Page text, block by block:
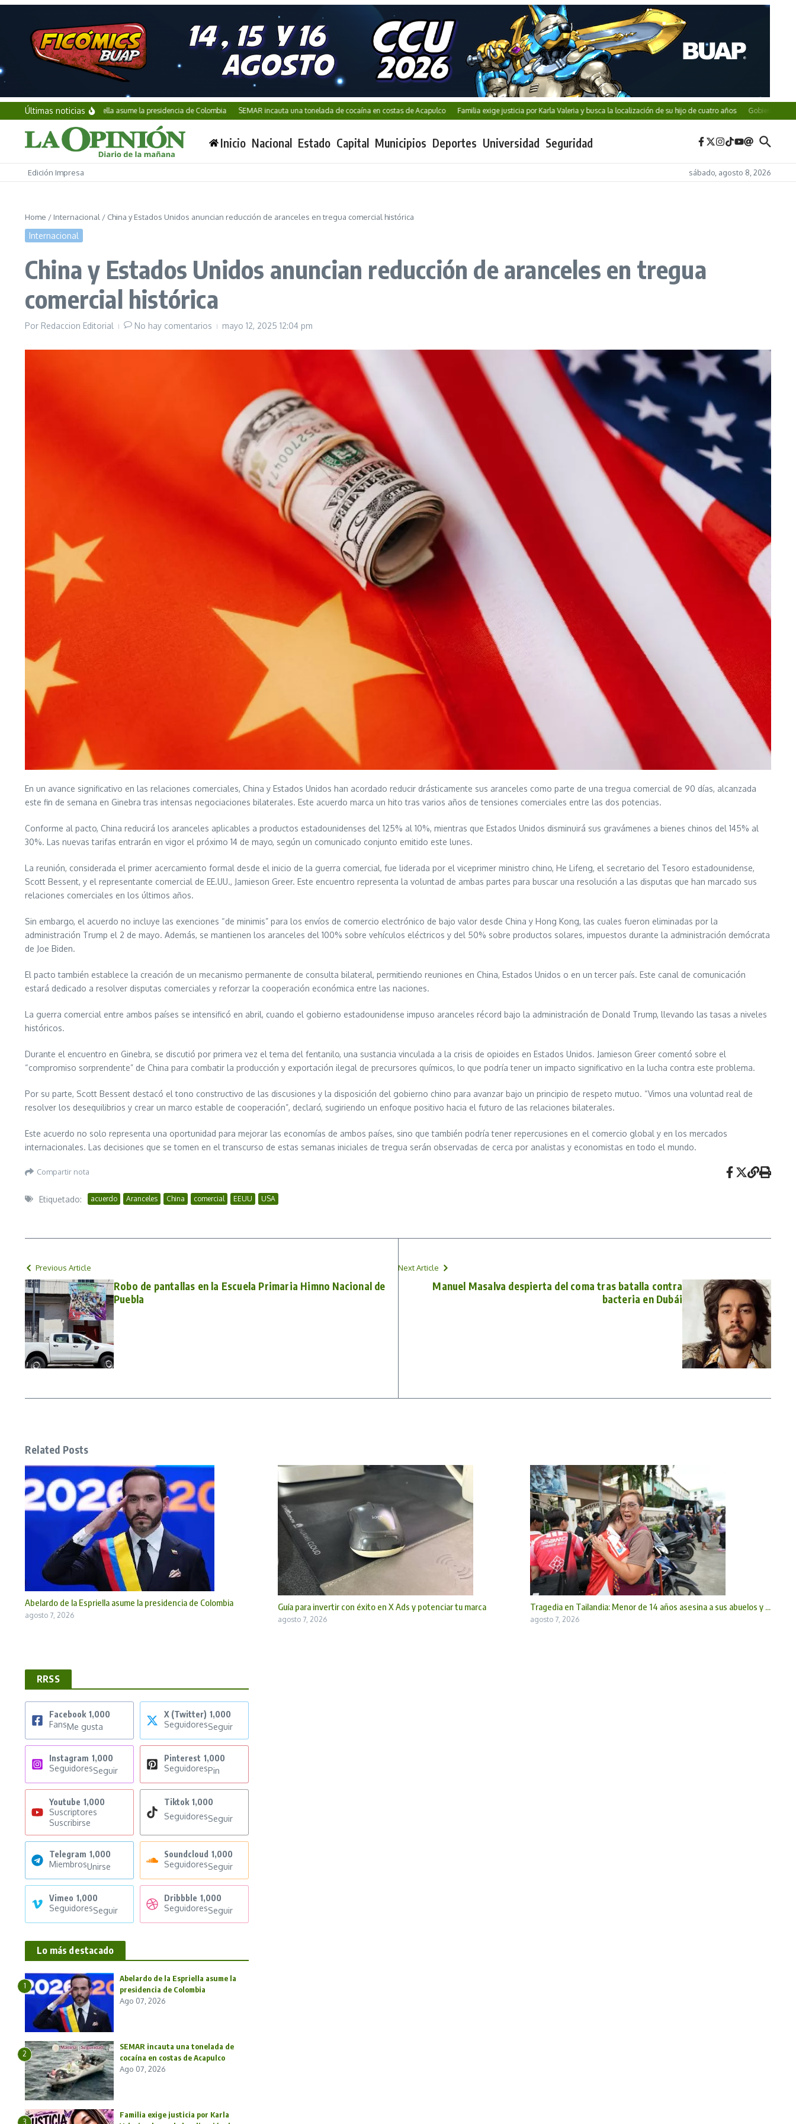
Saltar al contenido
Últimas noticias
Abelardo de la Espriella asume la presidencia de Colombia SEMAR incauta una tonelada de cocaína en costas de Acapulco Familia exige justicia por Karla Valeria y busca la localización de su hijo de cuatro años Gobierno de Puebla
Inicio Nacional Estado Capital Municipios Deportes Universidad Seguridad
Edición Impresa sábado, agosto 8, 2026
Home / Internacional / China y Estados Unidos anuncian reducción de aranceles en tregua comercial histórica
Internacional
China y Estados Unidos anuncian reducción de aranceles en tregua
comercial histórica
Por Redaccion Editorial No hay comentarios mayo 12, 2025 12:04 pm
En un avance significativo en las relaciones comerciales, China y Estados Unidos han acordado reducir drásticamente sus aranceles como parte de una tregua comercial de 90 días, alcanzada
este fin de semana en Ginebra tras intensas negociaciones bilaterales. Este acuerdo marca un hito tras varios años de tensiones comerciales entre las dos potencias.
Conforme al pacto, China reducirá los aranceles aplicables a productos estadounidenses del 125% al 10%, mientras que Estados Unidos disminuirá sus gravámenes a bienes chinos del 145% al
30%. Las nuevas tarifas entrarán en vigor el próximo 14 de mayo, según un comunicado conjunto emitido este lunes.
La reunión, considerada el primer acercamiento formal desde el inicio de la guerra comercial, fue liderada por el viceprimer ministro chino, He Lifeng, el secretario del Tesoro estadounidense,
Scott Bessent, y el representante comercial de EE.UU., Jamieson Greer. Este encuentro representa la voluntad de ambas partes para buscar una resolución a las disputas que han marcado sus
relaciones comerciales en los últimos años.
Sin embargo, el acuerdo no incluye las exenciones “de minimis” para los envíos de comercio electrónico de bajo valor desde China y Hong Kong, las cuales fueron eliminadas por la
administración Trump el 2 de mayo. Además, se mantienen los aranceles del 100% sobre vehículos eléctricos y del 50% sobre productos solares, impuestos durante la administración demócrata
de Joe Biden.
El pacto también establece la creación de un mecanismo permanente de consulta bilateral, permitiendo reuniones en China, Estados Unidos o en un tercer país. Este canal de comunicación
estará dedicado a resolver disputas comerciales y reforzar la cooperación económica entre las naciones.
La guerra comercial entre ambos países se intensificó en abril, cuando el gobierno estadounidense impuso aranceles récord bajo la administración de Donald Trump, llevando las tasas a niveles
históricos.
Durante el encuentro en Ginebra, se discutió por primera vez el tema del fentanilo, una sustancia vinculada a la crisis de opioides en Estados Unidos. Jamieson Greer comentó sobre el
“compromiso sorprendente” de China para combatir la producción y exportación ilegal de precursores químicos, lo que podría tener un impacto significativo en la lucha contra este problema.
Por su parte, Scott Bessent destacó el tono constructivo de las discusiones y la disposición del gobierno chino para avanzar bajo un principio de respeto mutuo. “Vimos una voluntad real de
resolver los desequilibrios y crear un marco estable de cooperación”, declaró, sugiriendo un enfoque positivo hacia el futuro de las relaciones bilaterales.
Este acuerdo no solo representa una oportunidad para mejorar las economías de ambos países, sino que también podría tener repercusiones en el comercio global y en los mercados
internacionales. Las decisiones que se tomen en el transcurso de estas semanas iniciales de tregua serán observadas de cerca por analistas y economistas en todo el mundo.
Compartir nota
Etiquetado: acuerdo Aranceles China comercial EEUU USA
Previous Article
Robo de pantallas en la Escuela Primaria Himno Nacional de
Puebla
Next Article
Manuel Masalva despierta del coma tras batalla contra
bacteria en Dubái
Related Posts
Abelardo de la Espriella asume la presidencia de Colombia
agosto 7, 2026
Guía para invertir con éxito en X Ads y potenciar tu marca
agosto 7, 2026
Tragedia en Tailandia: Menor de 14 años asesina a sus abuelos y ...
agosto 7, 2026
RRSS
Facebook 1,000
FansMe gusta
X (Twitter) 1,000
SeguidoresSeguir
Instagram 1,000
SeguidoresSeguir
Pinterest 1,000
SeguidoresPin
Youtube 1,000
Suscriptores
Suscribirse
Tiktok 1,000
SeguidoresSeguir
Telegram 1,000
MiembrosUnirse
Soundcloud 1,000
SeguidoresSeguir
Vimeo 1,000
SeguidoresSeguir
Dribbble 1,000
SeguidoresSeguir
Lo más destacado
1
Abelardo de la Espriella asume la
presidencia de Colombia
Ago 07, 2026
2
SEMAR incauta una tonelada de
cocaína en costas de Acapulco
Ago 07, 2026
3
Familia exige justicia por Karla